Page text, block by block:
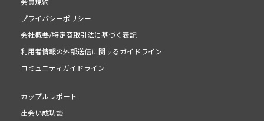
会員規約
プライバシーポリシー
会社概要/特定商取引法に基づく表記
利用者情報の外部送信に関するガイドライン
コミュニティガイドライン
カップルレポート
出会い成功談